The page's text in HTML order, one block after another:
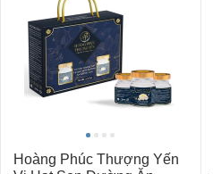
Hoàng Phúc Thượng Yến